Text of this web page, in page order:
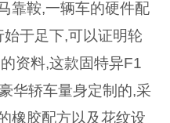
靠鞍,一辆车的硬件配
于足下,可以证明轮
资料,这款固特异F1
华轿车量身定制的,采
橡胶配方以及花纹设